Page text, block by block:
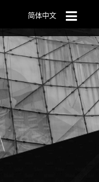
简体中文